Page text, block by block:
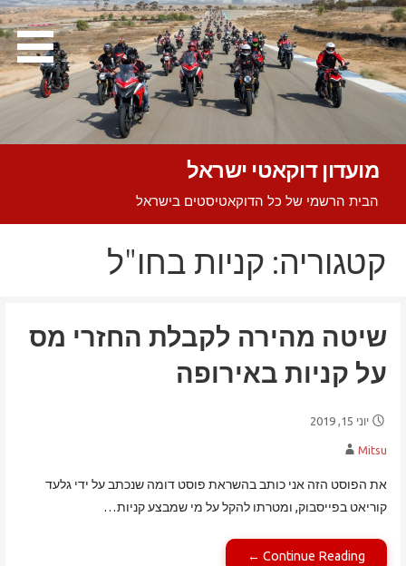
Skip
to
content
מועדון דוקאטי ישראל
הבית הרשמי של כל הדוקאטיסטים בישראל
קטגוריה: קניות בחו"ל
שיטה מהירה לקבלת החזרי מס
על קניות באירופה
יוני 15, 2019
Mitsu
את הפוסט הזה אני כותב בהשראת פוסט דומה שנכתב על ידי גלעד
קוריאט בפייסבוק, ומטרתו להקל על מי שמבצע קניות…
Continue Reading ←